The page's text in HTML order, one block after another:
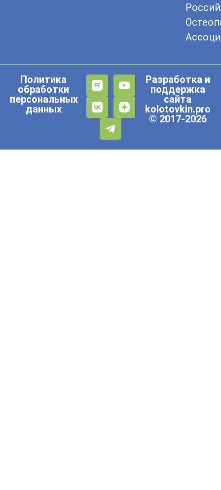
Политика
обработки
персональных
данных
Разработка и
поддержка
сайта
kolotovkin.pro
© 2017-2026